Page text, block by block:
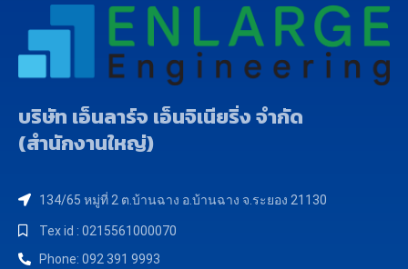
บริษัท เอ็นลาร์จ เอ็นจิเนียริ่ง จำกัด
(สำนักงานใหญ่)
134/65 หมู่ที่ 2 ต.บ้านฉาง อ.บ้านฉาง จ.ระยอง 21130
Tex id : 0215561000070
Phone: 092 391 9993